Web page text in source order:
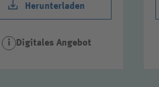
Herunterladen
i Digitales Angebot